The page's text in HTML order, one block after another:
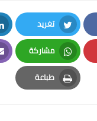
تغريد
Twitter
مشاركة
Whatsapp
طباعة
Print